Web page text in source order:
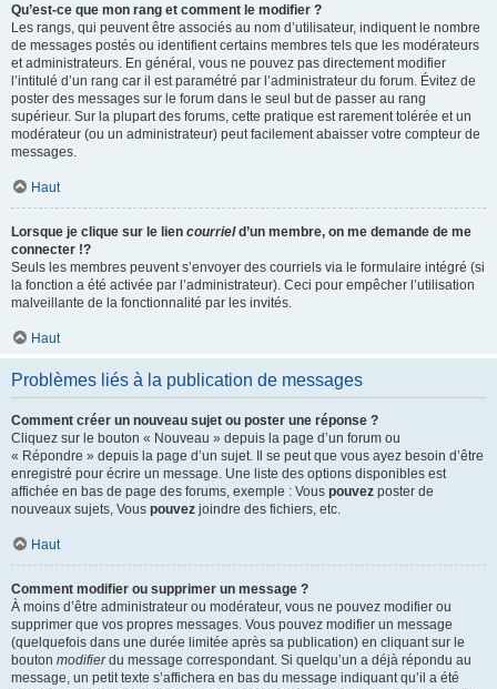
Qu’est-ce que mon rang et comment le modifier ?
Les rangs, qui peuvent être associés au nom d’utilisateur, indiquent le nombre
de messages postés ou identifient certains membres tels que les modérateurs
et administrateurs. En général, vous ne pouvez pas directement modifier
l’intitulé d’un rang car il est paramétré par l’administrateur du forum. Évitez de
poster des messages sur le forum dans le seul but de passer au rang
supérieur. Sur la plupart des forums, cette pratique est rarement tolérée et un
modérateur (ou un administrateur) peut facilement abaisser votre compteur de
messages.
Haut
Lorsque je clique sur le lien courrield’un membre, on me demande de me
connecter !?
Seuls les membres peuvent s’envoyer des courriels via le formulaire intégré (si
la fonction a été activée par l’administrateur). Ceci pour empêcher l’utilisation
malveillante de la fonctionnalité par les invités.
Haut
Problèmes liés à la publication de messages
Comment créer un nouveau sujet ou poster une réponse ?
Cliquez sur le bouton « Nouveau » depuis la page d’un forum ou
« Répondre » depuis la page d’un sujet. Il se peut que vous ayez besoin d’être
enregistré pour écrire un message. Une liste des options disponibles est
affichée en bas de page des forums, exemple : Vous pouvez poster de
nouveaux sujets, Vous pouvez joindre des fichiers, etc.
Haut
Comment modifier ou supprimer un message ?
À moins d’être administrateur ou modérateur, vous ne pouvez modifier ou
supprimer que vos propres messages. Vous pouvez modifier un message
(quelquefois dans une durée limitée après sa publication) en cliquant sur le
bouton modifierdu message correspondant. Si quelqu’un a déjà répondu au
message, un petit texte s’affichera en bas du message indiquant qu’il a été